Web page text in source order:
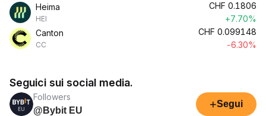
Heima
HEI
CHF 0.1806
+7.70%
Canton
CC
CHF 0.099148
-6.30%
Seguici sui social media.
Followers
@Bybit EU
+Segui